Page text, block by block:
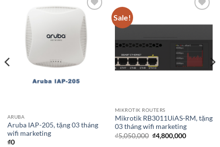
Add to
wishlist
ARUBA
Aruba IAP-205, tặng 03 tháng
wifi marketing
₫0
Sale!
wishlist
MIKROTIK ROUTERS
Mikrotik RB3011UiAS-RM, tặng
03 tháng wifi marketing
₫5,050,000 Original
price
₫4,800,000Current